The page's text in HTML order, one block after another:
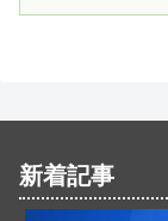
新着記事